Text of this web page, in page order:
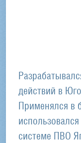
действий в
Применялся в
системе ПВО